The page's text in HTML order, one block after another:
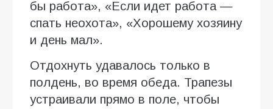
бы работа», «Если идет работа —
спать неохота», «Хорошему хозяину
и день мал».
Отдохнуть удавалось только в
полдень, во время обеда. Трапезы
устраивали прямо в поле, чтобы